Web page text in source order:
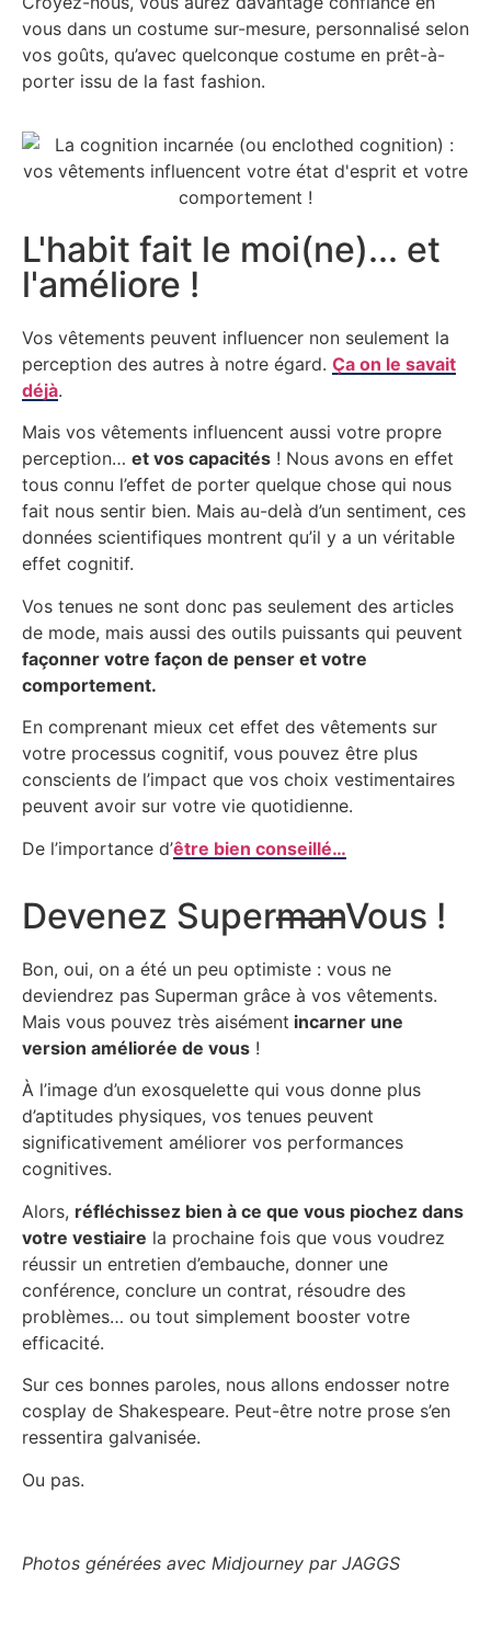
vous dans un costume sur-mesure, personnalisé selon
vos goûts, qu’avec quelconque costume en prêt-à-
porter issu de la fast fashion.
L'habit fait le moi(ne)... et
l'améliore !
Vos vêtements peuvent influencer non seulement la
perception des autres à notre égard. Ça on le savait
déjà.
Mais vos vêtements influencent aussi votre propre
perception… et vos capacités ! Nous avons en effet
tous connu l’effet de porter quelque chose qui nous
fait nous sentir bien. Mais au-delà d’un sentiment, ces
données scientifiques montrent qu’il y a un véritable
effet cognitif.
Vos tenues ne sont donc pas seulement des articles
de mode, mais aussi des outils puissants qui peuvent
façonner votre façon de penser et votre
comportement.
En comprenant mieux cet effet des vêtements sur
votre processus cognitif, vous pouvez être plus
conscients de l’impact que vos choix vestimentaires
peuvent avoir sur votre vie quotidienne.
De l’importance d’être bien conseillé…
Devenez SupermanVous !
Bon, oui, on a été un peu optimiste : vous ne
deviendrez pas Superman grâce à vos vêtements.
Mais vous pouvez très aisément incarner une
version améliorée de vous !
À l’image d’un exosquelette qui vous donne plus
d’aptitudes physiques, vos tenues peuvent
significativement améliorer vos performances
cognitives.
Alors, réfléchissez bien à ce que vous piochez dans
votre vestiaire la prochaine fois que vous voudrez
réussir un entretien d’embauche, donner une
conférence, conclure un contrat, résoudre des
problèmes… ou tout simplement booster votre
efficacité.
Sur ces bonnes paroles, nous allons endosser notre
cosplay de Shakespeare. Peut-être notre prose s’en
ressentira galvanisée.
Ou pas.
Photos générées avec Midjourney par JAGGS